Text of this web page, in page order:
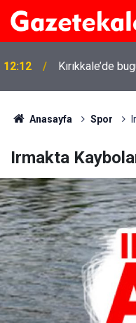
12:12 Kırıkkale’de
Anasayfa Spor
Irmakta